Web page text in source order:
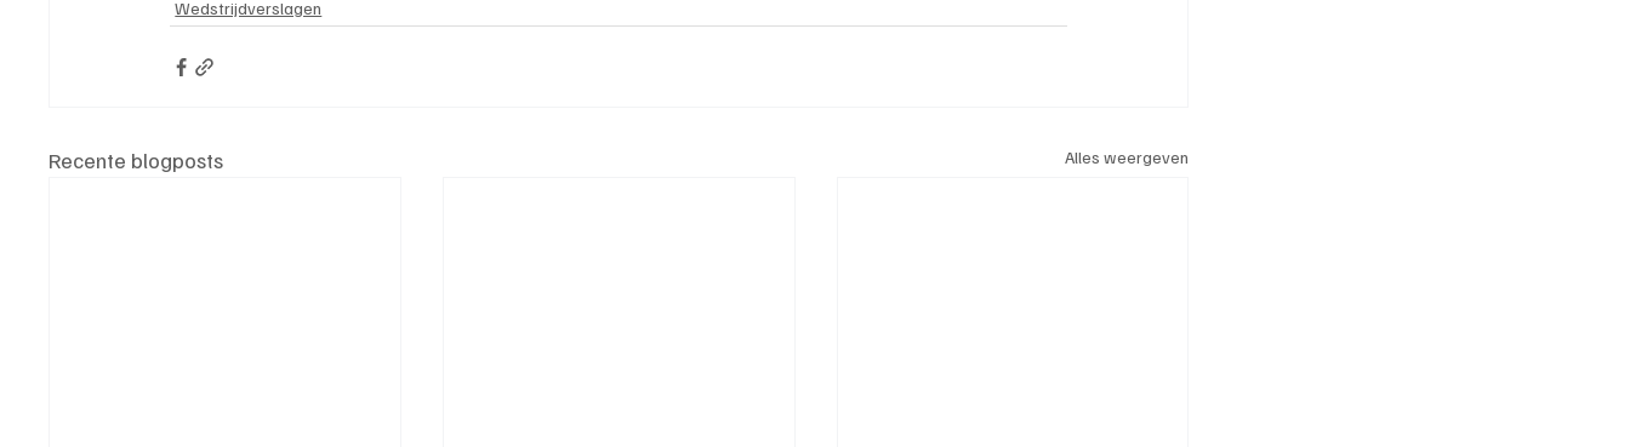
Wedstrijdverslagen
Recente blogposts Alles weergeven